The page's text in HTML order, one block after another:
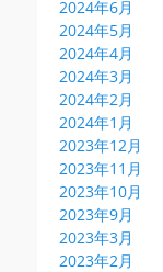
2024年6月
2024年5月
2024年4月
2024年3月
2024年2月
2024年1月
2023年12月
2023年11月
2023年10月
2023年9月
2023年3月
2023年2月